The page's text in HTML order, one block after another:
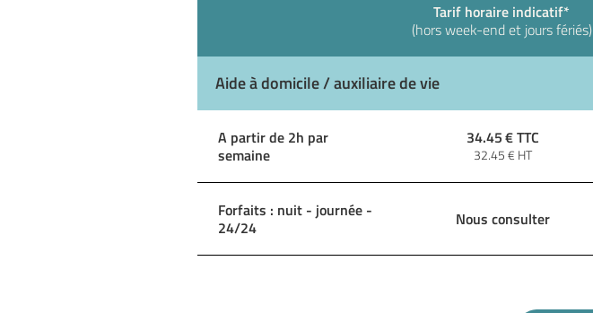
Tarif horaire indicatif*
(hors week-end et jours fériés)
Aide à domicile / auxiliaire de vie
A partir de 2h par
semaine
34.45€ TTC
32.45€ HT
Forfaits : nuit - journée -
24/24
Nous consulter